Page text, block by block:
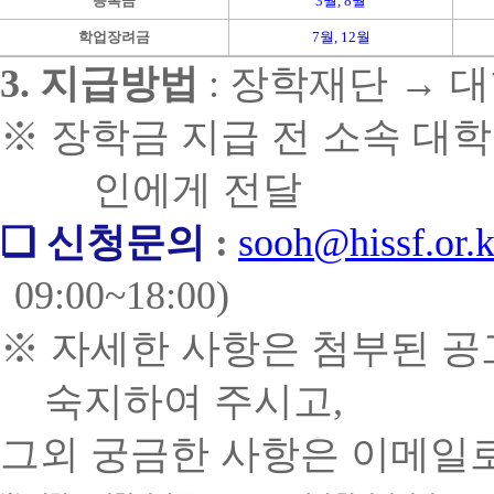
학업장려금 7월, 12월
3. 지급방법 : 장학재단 →
※ 장학금 지급 전 소속 대
인에게 전달
❏ 신청문의 :
09:00~18:00)
※ 자세한 사항은 첨부된
숙지하여 주시고,
그외 궁금한 사항은 이메일